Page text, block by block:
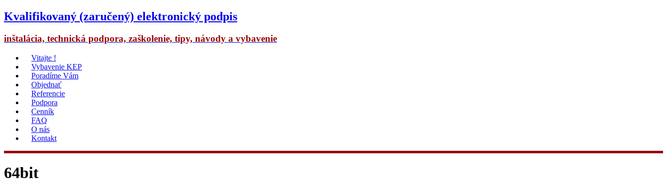
Kvalifikovaný (zaručený) elektronický podpis
inštalácia, technická podpora, zaškolenie, tipy, návody a vybavenie
Vitajte !
Vybavenie KEP
Poradíme Vám
Objednať
Referencie
Podpora
Cenník
FAQ
O nás
Kontakt
64bit